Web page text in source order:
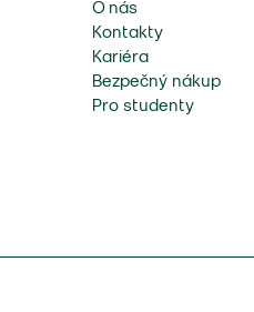
O nás
Kontakty
Kariéra
Bezpečný nákup
Pro studenty